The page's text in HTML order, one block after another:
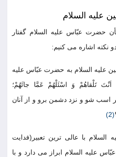
حضرت عبّاس علیه السلام گفتار
نکته اشاره می کنیم:
علیه السلام به حضرت عبّاس علیه
تَلْقاهُمْ وَ اسْئَلْهُمْ عَمَّا جائَهُمْ؛
اسب شو و نزد دشمن برو و از آنان
(2)
با عالی ترین تعبیر(فدایت
علیه السلام ابراز می دارد و با